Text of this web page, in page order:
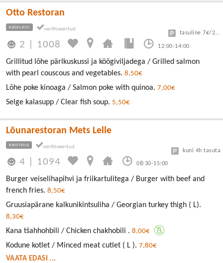
Otto Restoran
KESKLINN
2 1008 12:00-14:00
tasuline 7€/24h
Grillitud lõhe pärlkuskussi ja köögiviljadega / Grilled salmon
with pearl couscous and vegetables. 8,50€
Lõhe poke kinoaga / Salmon poke with quinoa. 7,00€
Selge kalasupp / Clear fish soup. 5,50€
Lõunarestoran Mets Lelle
KRISTIINE
4 1094 08:30-15:00
kuni 4h tasuta
Burger veiselihapihvi ja friikartulitega / Burger with beef and
french fries. 8,50€
Gruusiapärane kalkunikintsuliha / Georgian turkey thigh ( L).
8,30€
Kana tšahhohbili / Chicken chakhobili . 8,00€
Kodune kotlet / Minced meat cutlet ( L ). 7,80€
VAATA EDASI ...